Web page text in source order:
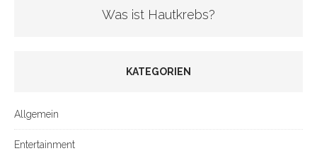
Was ist Hautkrebs?
KATEGORIEN
Allgemein
Entertainment